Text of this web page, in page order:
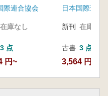
限ノ件
邦人家屋焼却損害要
島移民雑纂
際連合協会
在庫なし
3 点
円~
日本国際連合
新刊 在庫なし
古書 3 点
3,564 円~